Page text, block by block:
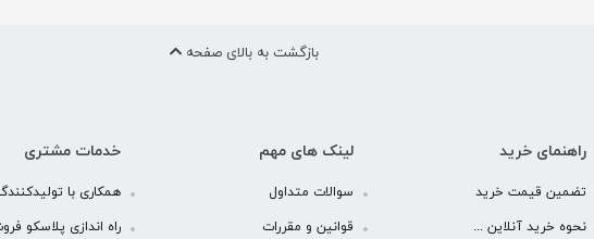
بازگشت به بالای صفحه
راهنمای خرید
تضمین قیمت خرید
نحوه خرید آنلاین ...
لینک های مهم
سوالات متداول
قوانین و مقررات
خدمات مشتری
همکاری با
راه اندازی پلاسکو